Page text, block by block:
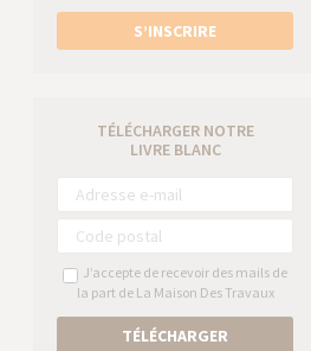
S’INSCRIRE
TÉLÉCHARGER NOTRE
LIVRE BLANC
J’accepte de recevoir des mails de
la part de La Maison Des Travaux
TÉLÉCHARGER